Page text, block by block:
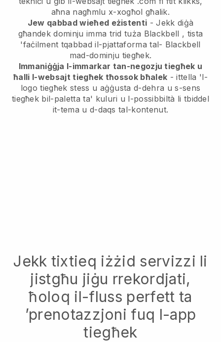
aħna nagħmlu x-xogħol għalik.
Jew qabbad wieħed eżistenti - Jekk diġà
għandek dominju imma trid tuża Blackbell , tista
'faċilment tqabbad il-pjattaforma tal- Blackbell
mad-dominju tiegħek.
Immaniġġja l-immarkar tan-negozju tiegħek u
ħalli l-websajt tiegħek tħossok bħalek - ittella 'l-
logo tiegħek stess u aġġusta d-dehra u s-sens
tiegħek bil-paletta ta' kuluri u l-possibbiltà li tbiddel
it-tema u d-daqs tal-kontenut.
Jekk tixtieq iżżid servizzi li
jistgħu jiġu rrekordjati,
ħoloq il-fluss perfett ta
’prenotazzjoni fuq l-app
tiegħek